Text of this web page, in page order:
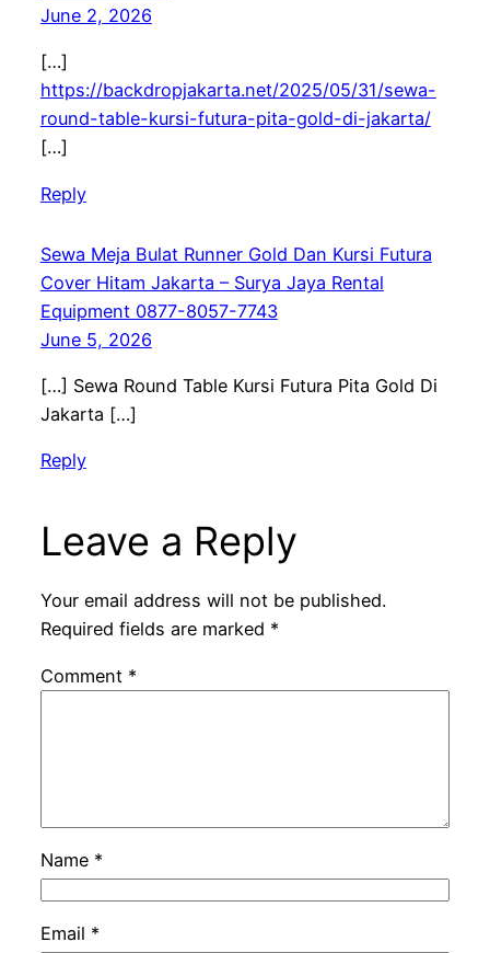
June 2, 2026
[…]
https://backdropjakarta.net/2025/05/31/sewa-
round-table-kursi-futura-pita-gold-di-jakarta/
[…]
Reply
Sewa Meja Bulat Runner Gold Dan Kursi Futura
Cover Hitam Jakarta – Surya Jaya Rental
Equipment 0877-8057-7743
June 5, 2026
[…] Sewa Round Table Kursi Futura Pita Gold Di
Jakarta […]
Reply
Leave a Reply
Your email address will not be published.
Required fields are marked *
Comment *
Name *
Email *